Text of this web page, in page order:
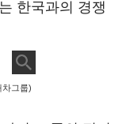
한국과의 경쟁
차그룹)